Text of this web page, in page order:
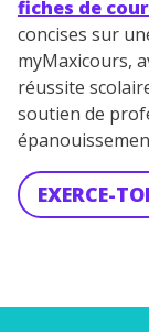
fiches de
concises sur
myMaxicours,
réussite
soutien de
EXERCE-